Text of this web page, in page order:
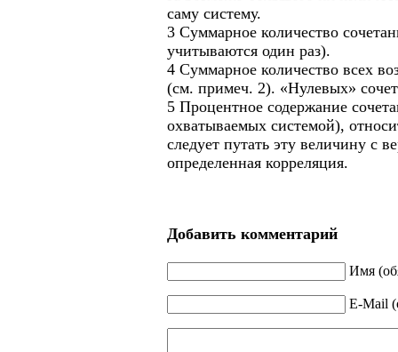
саму систему.
3 Суммарное количество
учитываются один раз).
4 Суммарное количество всех
(см. примеч. 2). «Нулевых»
5 Процентное содержание
охватываемых системой),
следует путать эту величину с
определенная корреляция.
Добавить комментарий
Имя
E-Mail